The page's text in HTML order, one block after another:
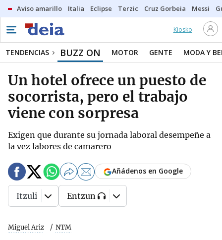
Aviso amarillo Italia Eclipse Terzic Cruz Gorbeia Messi
Kiosko
TENDENCIAS BUZZ ON MOTOR GENTE MODA Y
Un hotel ofrece un puesto de
socorrista, pero el trabajo
viene con sorpresa
Exigen que durante su jornada laboral desempeñe a
la vez labores de camarero
Miguel Ariz NTM
Añádenos en Google
Itzuli Entzun